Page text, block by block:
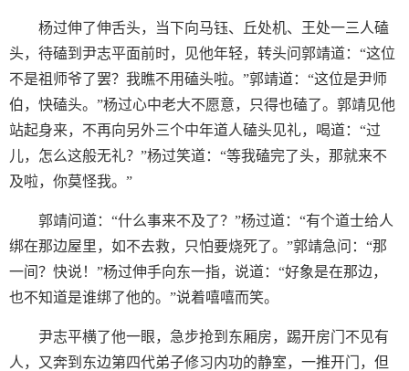
杨过伸了伸舌头，当下向马钰、丘处机、王处一三人磕
头，待磕到尹志平面前时，见他年轻，转头问郭靖道：“这位
不是祖师爷了罢？我瞧不用磕头啦。”郭靖道：“这位是尹师
伯，快磕头。”杨过心中老大不愿意，只得也磕了。郭靖见他
站起身来，不再向另外三个中年道人磕头见礼，喝道：“过
儿，怎么这般无礼？”杨过笑道：“等我磕完了头，那就来不
及啦，你莫怪我。”
郭靖问道：“什么事来不及了？”杨过道：“有个道士给人
绑在那边屋里，如不去救，只怕要烧死了。”郭靖急问：“那
一间？快说！”杨过伸手向东一指，说道：“好象是在那边，
也不知道是谁绑了他的。”说着嘻嘻而笑。
尹志平横了他一眼，急步抢到东厢房，踢开房门不见有
人，又奔到东边第四代弟子修习内功的静室，一推开门，但